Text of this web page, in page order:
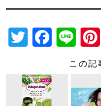
T
tt
er
F
Li
n
この記